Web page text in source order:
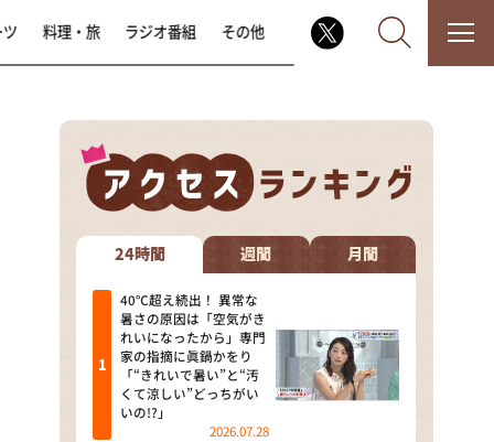
なるみ・岡村の過ぎるTV
相席食堂
これ余談なんですけど・・・
～人生密着トークバラエティ！
～ やすとものいたって真剣です
探偵！ナイトスクープ
料理・旅 ラジオ番組 その他
24時間 週間 月間
40℃超え続出！ 異常な
暑さの原因は「空気がき
れいになったから」専門
家の指摘に眞鍋かをり
「“きれいで暑い”と“汚
くて涼しい”どっちがい
いの!?」
2026.07.28